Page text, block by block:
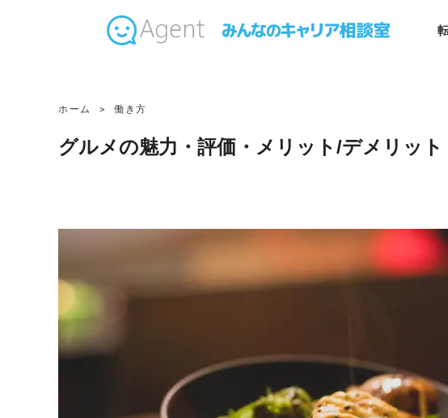
ホーム 働き方
グルメの魅力・評価・メリット/デメリット